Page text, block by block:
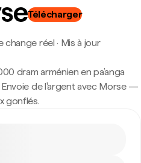
Télécharger
change réel · Mis à jour
dram arménien en pa’anga
de l'argent avec Morse —
gonflés.